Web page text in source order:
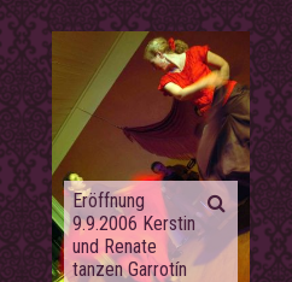
Eröffnung
9.9.2006 Kerstin
und Renate
tanzen Garrotín